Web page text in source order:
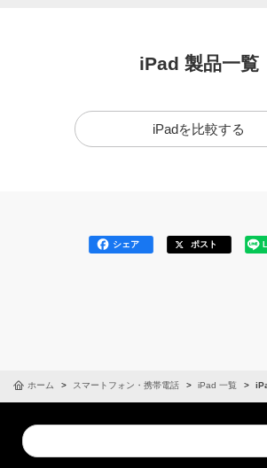
iPad 製品一覧
iPadを比較する
シェア ポスト
ホーム スマートフォン・携帯電話 iPad 一覧
Conduct
a